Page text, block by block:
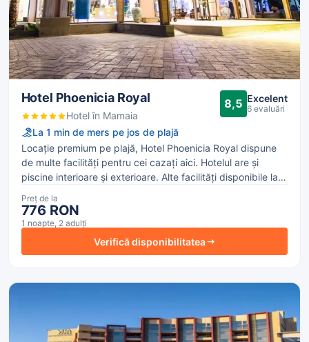
Hotel Phoenicia Royal
Hotel în Mamaia
8,5 Excelent
6 evaluări
La 1 min de mers pe jos de plajă
Locație premium pe plajă, Hotel Phoenicia Royal dispune
de multe facilități pentru cei cazați aici. Hotelul are și
piscine interioare și exterioare. Alte facilități disponibile la
zonă de relaxare. Chiar pe malul mării în Mamaia.
Restaurantul servește mâncăruri din bucătăria
Preț de la
776 RON
1 noapte, 2 adulți
Verifică disponibilitatea